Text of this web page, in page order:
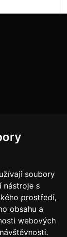
soubory
nástroje s
prostředí,
obsahu a
webových